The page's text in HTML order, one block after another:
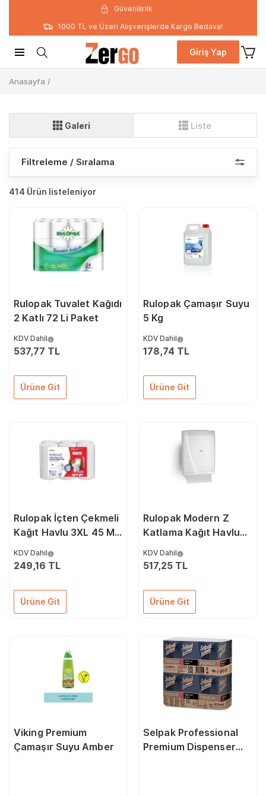
Güvenilirlik
1000 TL ve Üzeri Alışverişlerde Kargo Bedava!
Giriş Yap
Anasayfa /
Galeri Liste
Filtreleme / Sıralama
414 Ürün listeleniyor
Rulopak Tuvalet Kağıdı
2 Katlı 72 Li Paket
KDV Dahil
537,77 TL
Ürüne Git
Rulopak Çamaşır Suyu
5 Kg
KDV Dahil
178,74 TL
Ürüne Git
Rulopak İçten Çekmeli
Kağıt Havlu 3XL 45 M
KDV Dahil
249,16 TL
Ürüne Git
Rulopak Modern Z
Katlama Kağıt Havlu
Beyaz
KDV Dahil
517,25 TL
Ürüne Git
Viking Premium
Çamaşır Suyu Amber
Selpak Professional
Premium Dispenser